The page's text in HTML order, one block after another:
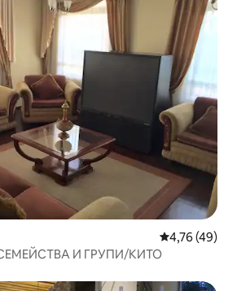
Средна
4,76 (49)
И ГРУПИ/КИТО